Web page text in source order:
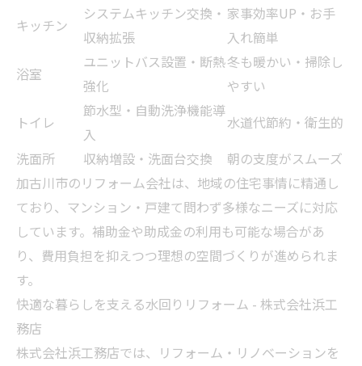
キッチン
システムキッチン交換・
収納拡張
家事効率UP・お手
入れ簡単
浴室
ユニットバス設置・断熱
強化
冬も暖かい・掃除し
やすい
トイレ
節水型・自動洗浄機能導
入
水道代節約・衛生的
洗面所
収納増設・洗面台交換
朝の支度がスムーズ
加古川市のリフォーム会社は、地域の住宅事情に精通し
ており、マンション・戸建て問わず多様なニーズに対応
しています。補助金や助成金の利用も可能な場合があ
り、費用負担を抑えつつ理想の空間づくりが進められま
す。
快適な暮らしを支える水回りリフォーム - 株式会社浜工
務店
株式会社浜工務店では、リフォーム・リノベーションを